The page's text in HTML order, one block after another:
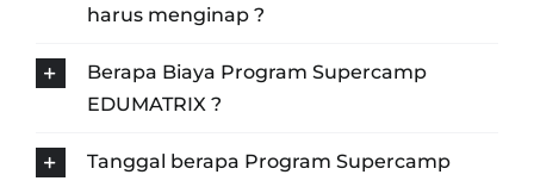
harus menginap ?
Berapa Biaya Program Supercamp
EDUMATRIX ?
Tanggal berapa Program Supercamp